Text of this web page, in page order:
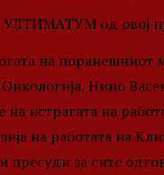
УЛТИМАТУМ од овој
на
Нино
истрагата на
на работата на
пресуди за сите